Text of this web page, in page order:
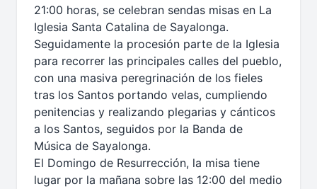
21:00 horas, se celebran sendas misas en La
Iglesia Santa Catalina de Sayalonga.
Seguidamente la procesión parte de la Iglesia
para recorrer las principales calles del pueblo,
con una masiva peregrinación de los fieles
tras los Santos portando velas, cumpliendo
penitencias y realizando plegarias y cánticos
a los Santos, seguidos por la Banda de
Música de Sayalonga.
El Domingo de Resurrección, la misa tiene
lugar por la mañana sobre las 12:00 del medio